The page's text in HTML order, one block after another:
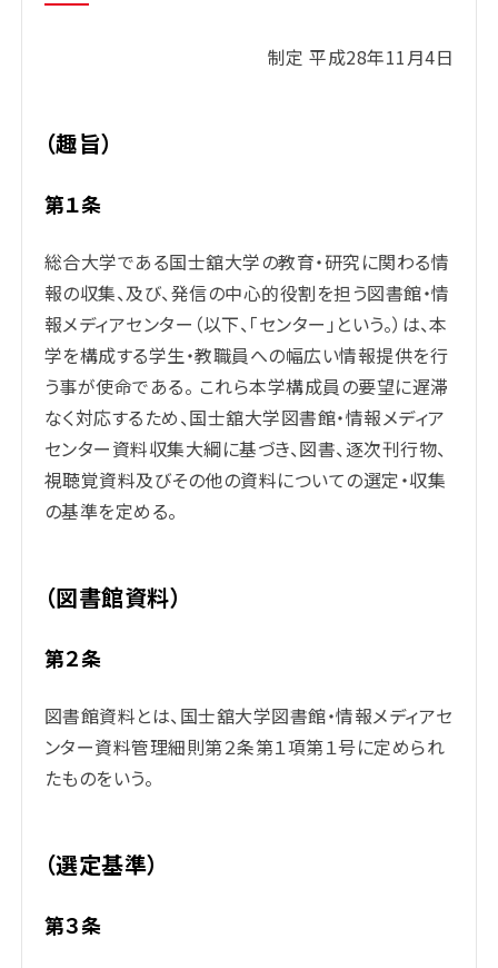
制定 平成28年11月4日
（趣旨）
第１条
総合大学である国士舘大学の教育・研究に関わる情
報の収集、及び、発信の中心的役割を担う図書館・情
報メディアセンター（以下、「センター」という。）は、本
学を構成する学生・教職員への幅広い情報提供を行
う事が使命である。 これら本学構成員の要望に遅滞
なく対応するため、国士舘大学図書館・情報メディア
センター資料収集大綱に基づき、図書、逐次刊行物、
視聴覚資料及びその他の資料についての選定・収集
の基準を定める。
（図書館資料）
第２条
図書館資料とは、国士舘大学図書館・情報メディアセ
ンター資料管理細則第２条第１項第１号に定められ
たものをいう。
（選定基準）
第３条